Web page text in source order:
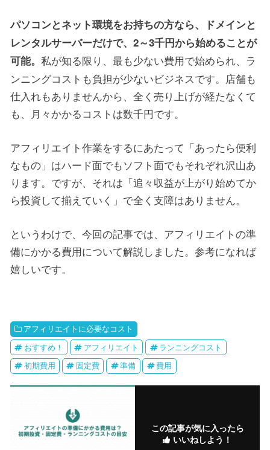
パソコンとネット環境をお持ちの方なら、ドメインと
レンタルサーバーだけで、2～3千円から始めることが
可能。 私が知る限り、最も少ない費用で始められ、ラ
ンニングコストも負担が少ないビジネスです。店舗も
仕入れもありませんから、全く売り上げが経たなくて
も、月々かかるコストは数千円です。
アフィリエイト作業をするにあたって「あったら便利
なもの」はハード面でもソフト面でもそれぞれ沢山あ
ります。ですが、それは「追々収益が上がり始めてか
ら投資して揃えていく」で全く支障はありません。
というわけで、今回の記事では、アフィリエイトの準
備にかかる費用について解説しました。参考になれば
嬉しいです。
アフィリエイトに必要なコスト
おすすめ！
アフィリエイト
ランニングコスト
初期費用
固定費 準備 費用
この記事が気に入ったら
いいねしよう！